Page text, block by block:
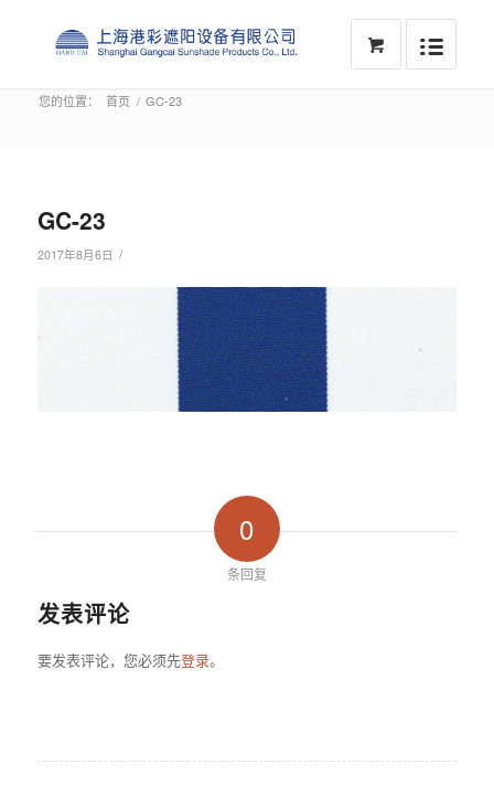
您的位置： 首页 / GC-23
GC-23
2017年8月6日 /
0
条回复
发表评论
要发表评论，您必须先登录。